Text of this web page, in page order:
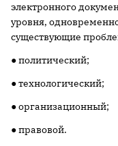
электронного
уровня,
существующие
● политический;
● технологический;
● организационный;
● правовой.